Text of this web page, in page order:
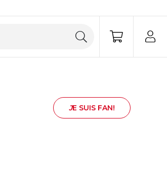
JE SUIS FAN!